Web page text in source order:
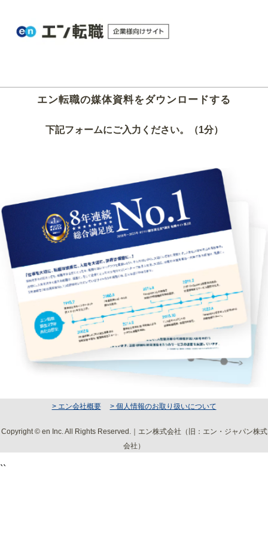
エン転職の媒体資料をダウンロードする
下記フォームにご入力ください。（1分）
> エン会社概要 > 個人情報のお取り扱いについて
Copyright © en Inc. All Rights Reserved.｜エン株式会社（旧：エン・ジャパン株式
会社）
``